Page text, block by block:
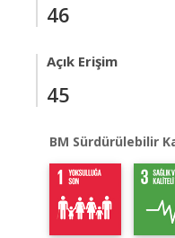
46
Açık Erişim
45
BM Sürdürülebilir